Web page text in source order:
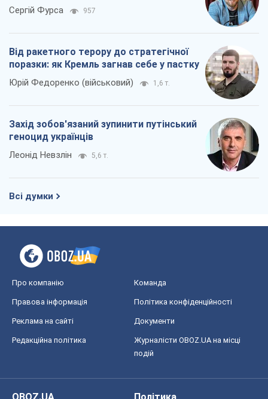
Сергій Фурса 957
Від ракетного терору до стратегічної
поразки: як Кремль загнав себе у пастку
Юрій Федоренко (військовий) 1,6 т.
Захід зобов'язаний зупинити путінський
геноцид українців
Леонід Невзлін 5,6 т.
Всі думки
Про компанію Команда
Правова інформація Політика конфіденційності
Реклама на сайті Документи
Редакційна політика
Журналісти OBOZ.UA на місці
подій